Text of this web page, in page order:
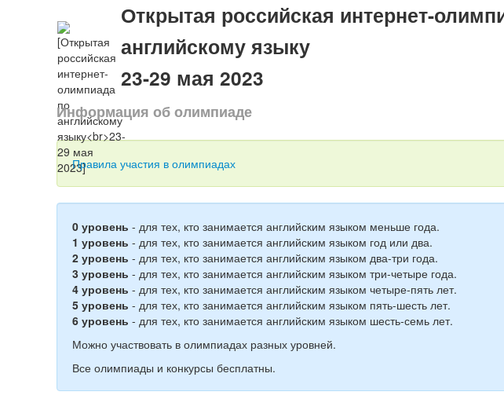
Открытая российская интернет-
английскому языку
23-29 мая 2023
Информация об олимпиаде
Правила участия в олимпиадах
0 уровень - для тех, кто занимается английским языком меньше года.
1 уровень - для тех, кто занимается английским языком год или два.
2 уровень - для тех, кто занимается английским языком два-три года.
3 уровень - для тех, кто занимается английским языком три-четыре года.
4 уровень - для тех, кто занимается английским языком четыре-пять лет.
5 уровень - для тех, кто занимается английским языком пять-шесть лет.
6 уровень - для тех, кто занимается английским языком шесть-семь лет.
Можно участвовать в олимпиадах разных уровней.
Все олимпиады и конкурсы бесплатны.